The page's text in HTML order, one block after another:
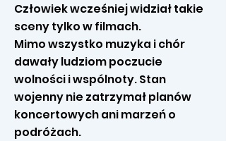
Człowiek wcześniej widział takie
sceny tylko w filmach.
Mimo wszystko muzyka i chór
dawały ludziom poczucie
wolności i wspólnoty. Stan
wojenny nie zatrzymał planów
koncertowych ani marzeń o
podróżach.